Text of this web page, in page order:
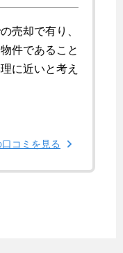
売却で有り、
件であること
に近いと考え
コミを見る